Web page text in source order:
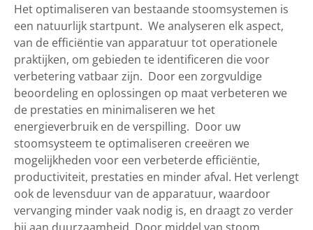
Het optimaliseren van bestaande stoomsystemen is
een natuurlijk startpunt. We analyseren elk aspect,
van de efficiëntie van apparatuur tot operationele
praktijken, om gebieden te identificeren die voor
verbetering vatbaar zijn. Door een zorgvuldige
beoordeling en oplossingen op maat verbeteren we
de prestaties en minimaliseren we het
energieverbruik en de verspilling. Door uw
stoomsysteem te optimaliseren creeëren we
mogelijkheden voor een verbeterde efficiëntie,
productiviteit, prestaties en minder afval. Het verlengt
ook de levensduur van de apparatuur, waardoor
vervanging minder vaak nodig is, en draagt zo verder